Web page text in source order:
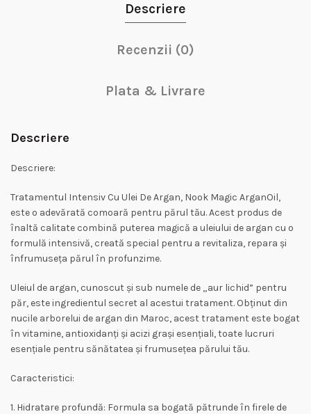
Descriere
Recenzii (0)
Plata & Livrare
Descriere
Descriere:
Tratamentul Intensiv Cu Ulei De Argan, Nook Magic ArganOil,
este o adevărată comoară pentru părul tău. Acest produs de
înaltă calitate combină puterea magică a uleiului de argan cu o
formulă intensivă, creată special pentru a revitaliza, repara și
înfrumuseța părul în profunzime.
Uleiul de argan, cunoscut și sub numele de „aur lichid” pentru
păr, este ingredientul secret al acestui tratament. Obținut din
nucile arborelui de argan din Maroc, acest tratament este bogat
în vitamine, antioxidanți și acizi grași esențiali, toate lucruri
esențiale pentru sănătatea și frumusețea părului tău.
Caracteristici:
1. Hidratare profundă: Formula sa bogată pătrunde în firele de